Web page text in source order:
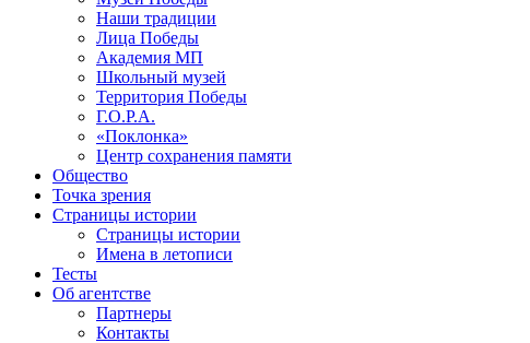
Наши традиции
Лица Победы
Академия МП
Школьный музей
Территория Победы
Г.О.Р.А.
«Поклонка»
Центр сохранения памяти
Общество
Точка зрения
Страницы истории
Страницы истории
Имена в летописи
Тесты
Об агентстве
Партнеры
Контакты